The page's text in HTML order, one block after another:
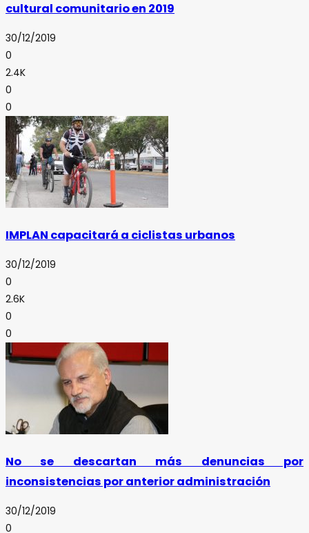
cultural comunitario en 2019
30/12/2019
0
2.4K
0
0
IMPLAN capacitará a ciclistas urbanos
30/12/2019
0
2.6K
0
0
No se descartan más denuncias por
inconsistencias por anterior administración
30/12/2019
0